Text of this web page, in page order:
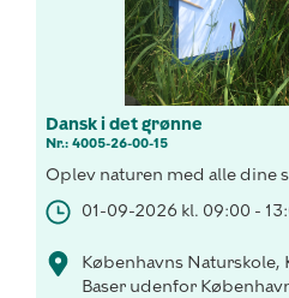
Dansk i det grønne
Nr.: 4005-26-00-15
Oplev naturen med alle dine
01-09-2026 kl. 09:00 -
Københavns Naturskole,
Baser udenfor